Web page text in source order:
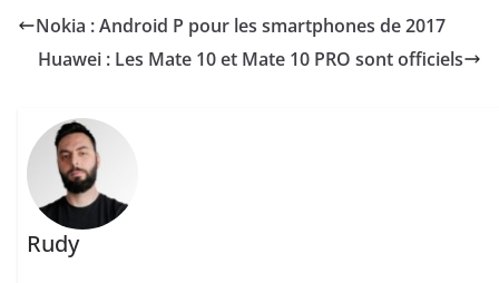
Nokia : Android P pour les smartphones de 2017
Huawei : Les Mate 10 et Mate 10 PRO sont officiels
Rudy